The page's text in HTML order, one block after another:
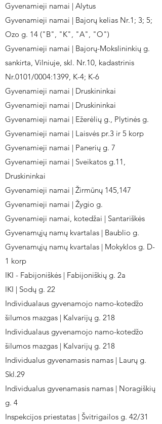
Gyvenamieji namai | Alytus
Gyvenamieji namai | Bajorų kelias Nr.1; 3; 5;
Ozo g. 14 ("B", "K", "A", "O")
Gyvenamieji namai | Bajorų-Mokslininkių g.
sankirta, Vilniuje, skl. Nr.10, kadastrinis
Nr.0101/0004:1399, K-4; K-6
Gyvenamieji namai | Druskininkai
Gyvenamieji namai | Druskininkai
Gyvenamieji namai | Ežerėlių g., Plytinės g.
Gyvenamieji namai | Laisvės pr.3 ir 5 korp
Gyvenamieji namai | Panerių g. 7
Gyvenamieji namai | Sveikatos g.11,
Druskininkai
Gyvenamieji namai | Žirmūnų 145,147
Gyvenamieji namai | Žygio g.
Gyvenamieji namai, kotedžai | Santariškės
Gyvenamųjų namų kvartalas | Baublio g.
Gyvenamųjų namų kvartalas | Mokyklos g. D-
1 korp
IKI - Fabijoniškės | Fabijoniškių g. 2a
IKI | Sodų g. 22
Individualaus gyvenamojo namo-kotedžo
šilumos mazgas | Kalvarijų g. 218
Individualaus gyvenamojo namo-kotedžo
šilumos mazgas | Kalvarijų g. 218
Individualus gyvenamasis namas | Laurų g.
Skl.29
Individualus gyvenamasis namas | Noragiškių
g. 4
Inspekcijos priestatas | Švitrigailos g. 42/31